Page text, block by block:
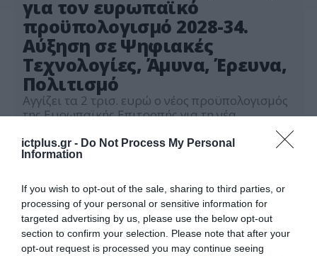
ictplus.gr - Do Not Process My Personal
Information
If you wish to opt-out of the sale, sharing to third parties, or
processing of your personal or sensitive information for
targeted advertising by us, please use the below opt-out
section to confirm your selection. Please note that after your
opt-out request is processed you may continue seeing
για τον ευρωπαϊκό
προϋπολογισμό 2028-34.
Αύξηση σε Ψηφιακές
Τεχνολογίες, Άμυνα, Έρευνα,
Πολιτισμό
Αγγίζει τα 2 τρισ. ευρώ ο νέος προϋπολογισμός
της Ευρωπαϊκής Επιτροπής για τη νέα
προγραμματική περίοδο 2028-2034, σύμφωνα
με την πρόταση της Προέδρου της Ευρωπαϊκής
Επιτροπής, Ούρσουλα φον ντερ Λάιεν. «2 τρισ.
χαρακτηριστικά η Ούρσουλα φον ντερ Λάιεν
για να περιγράψει τον νέο Ευρωπαϊκό
προϋπολογισμό, ο οποίος αντιστοιχεί στο
1,26% […]
17.07.2025